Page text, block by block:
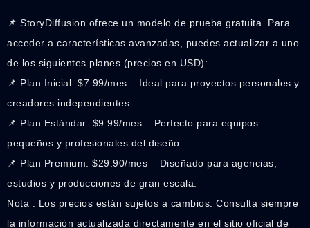
📌 StoryDiffusion ofrece un modelo de prueba gratuita. Para
acceder a características avanzadas, puedes actualizar a uno
de los siguientes planes (precios en USD):
📌 Plan Inicial: $7.99/mes – Ideal para proyectos personales y
creadores independientes.
📌 Plan Estándar: $9.99/mes – Perfecto para equipos
pequeños y profesionales del diseño.
📌 Plan Premium: $29.90/mes – Diseñado para agencias,
estudios y producciones de gran escala.
Nota : Los precios están sujetos a cambios. Consulta siempre
la información actualizada directamente en el sitio oficial de